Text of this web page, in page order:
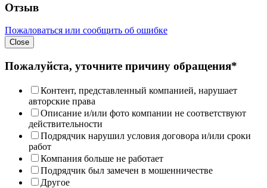
Отзыв
Пожаловаться или сообщить об ошибке
Close
Пожалуйста, уточните причину обращения*
Контент, представленный компанией, нарушает
авторские права
Описание и/или фото компании не соответствуют
действительности
Подрядчик нарушил условия договора и/или сроки
работ
Компания больше не работает
Подрядчик был замечен в мошенничестве
Другое